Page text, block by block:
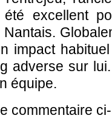
excellent
impact
adverse sur
équipe.
commentaire